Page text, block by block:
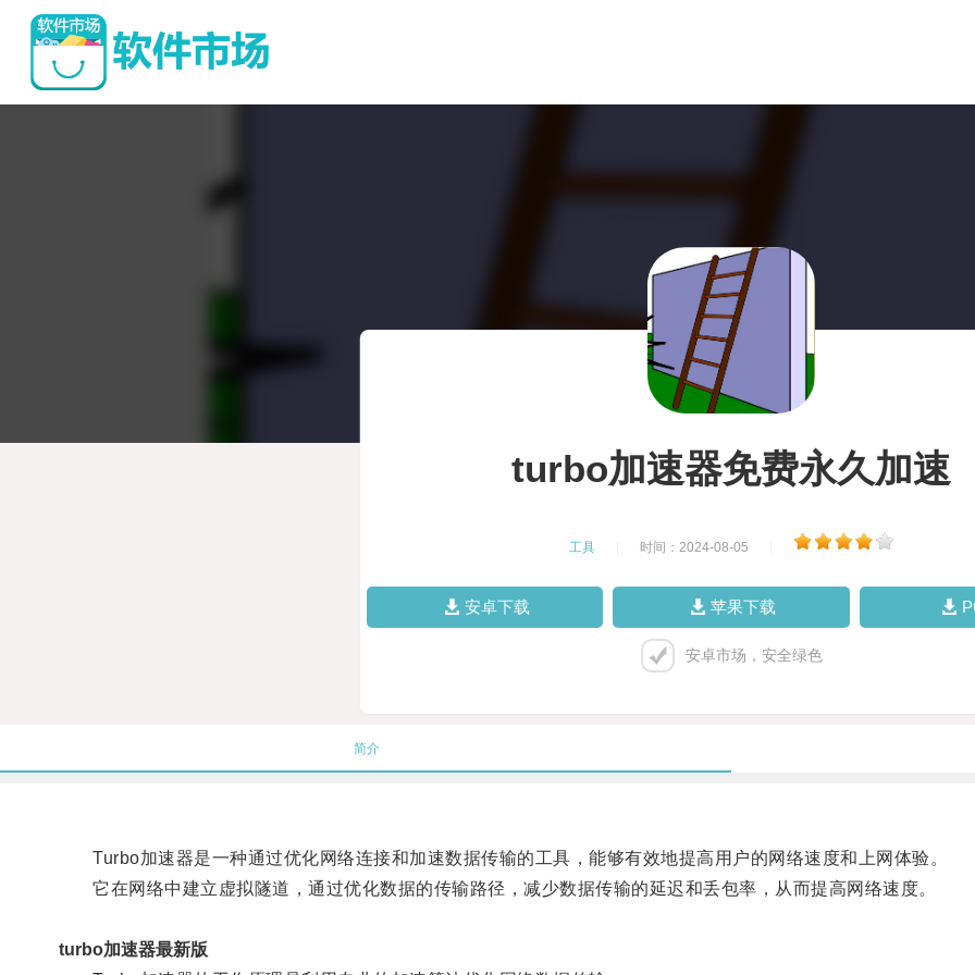
turbo加速器免费永久加速
工具 时间：2024-08-05
安卓下载 苹果下载
安卓市场，安全绿色
简介
Turbo加速器是一种通过优化网络连接和加速数据传输的工具，能够有效地提高用户的网络速度和上网体验。
它在网络中建立虚拟隧道，通过优化数据的传输路径，减少数据传输的延迟和丢包率，从而提高网络速度。
turbo加速器最新版